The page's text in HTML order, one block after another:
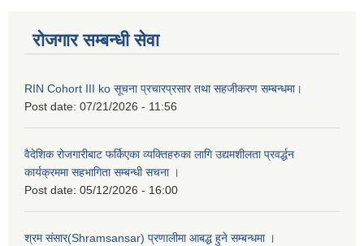
रोजगार सम्बन्धी सेवा
RIN Cohort III ko सूचना प्रचारप्रसार तथा सहजीकरण सम्बन्धमा।
Post date: 07/21/2026 - 11:56
वैदेशिक रोजगारीबाट फर्किएका व्यक्तिहरुका लागि उद्यमशीलता प्रवर्द्धन
कार्यक्रममा सहभागिता सम्बन्धी सचना ।
Post date: 05/12/2026 - 16:00
श्रम संसार(Shramsansar) प्रणालीमा आबद्ध हुने सम्बन्धमा ।